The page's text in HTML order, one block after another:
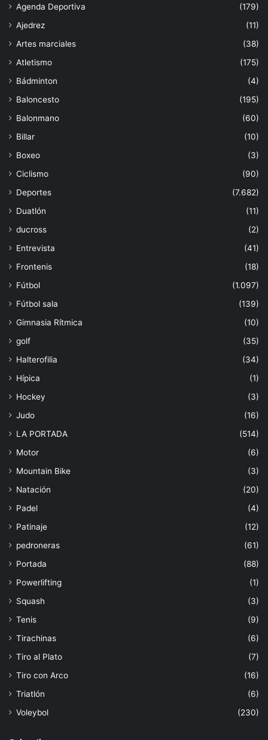
Agenda Deportiva
(179)
Ajedrez
(11)
Artes marciales
(38)
Atletismo
(175)
Bádminton
(4)
Baloncesto
(195)
Balonmano
(60)
Billar
(10)
Boxeo
(3)
Ciclismo
(90)
Deportes
(7.682)
Duatlón
(11)
ducross
(2)
Entrevista
(41)
Frontenis
(18)
Fútbol
(1.097)
Fútbol sala
(139)
Gimnasia Rítmica
(10)
golf
(35)
Halterofilia
(34)
Hípica
(1)
Hockey
(3)
Judo
(16)
LA PORTADA
(514)
Motor
(6)
Mountain Bike
(3)
Natación
(20)
Padel
(4)
Patinaje
(12)
pedroneras
(61)
Portada
(88)
Powerlifting
(1)
Squash
(3)
Tenis
(9)
Tirachinas
(6)
Tiro al Plato
(7)
Tiro con Arco
(16)
Triatlón
(6)
Voleybol
(230)